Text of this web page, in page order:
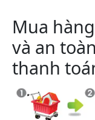
Mua
và an
thanh